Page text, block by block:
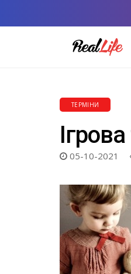
ТЕРМІНИ
05-10-2021